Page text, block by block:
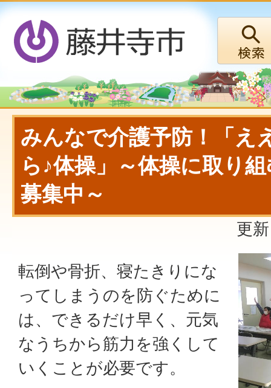
みんなで介護予防！「え
ら♪体操」～体操に取り
募集中～
更
転倒や骨折、寝たきりにな
ってしまうのを防ぐために
は、できるだけ早く、元気
なうちから筋力を強くして
いくことが必要です。